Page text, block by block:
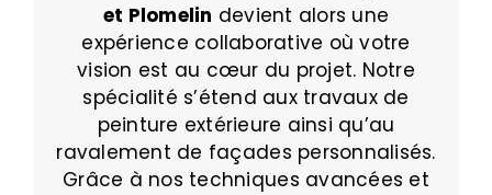
et Plomelin devient alors une
expérience collaborative où votre
vision est au cœur du projet. Notre
spécialité s’étend aux travaux de
peinture extérieure ainsi qu’au
ravalement de façades personnalisés.
Grâce à nos techniques avancées et